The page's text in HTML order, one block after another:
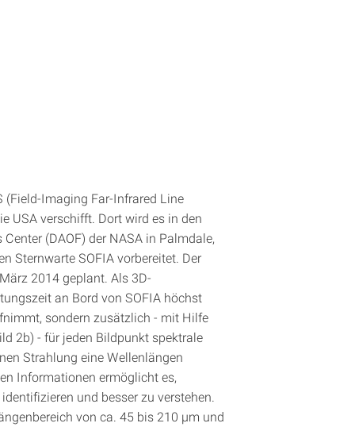
(Field-Imaging Far-Infrared Line
USA verschifft. Dort wird es in den
(DAOF) der NASA in Palmdale,
Sternwarte SOFIA vorbereitet. Der
2014 geplant. Als 3D-
an Bord von SOFIA höchst
sondern zusätzlich - mit Hilfe
2b) - für jeden Bildpunkt spektrale
Strahlung eine Wellenlängen
Informationen ermöglicht es,
und besser zu verstehen.
von ca. 45 bis 210 μm und